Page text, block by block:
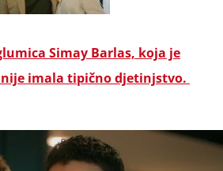
Simay Barlas, koja je
imala tipično djetinjstvo.